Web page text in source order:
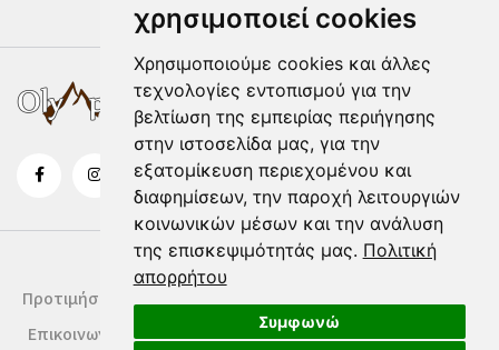
χρησιμοποιεί cookies
Χρησιμοποιούμε cookies και άλλες
τεχνολογίες εντοπισμού για την
βελτίωση της εμπειρίας περιήγησης
στην ιστοσελίδα μας, για την
εξατομίκευση περιεχομένου και
διαφημίσεων, την παροχή λειτουργιών
κοινωνικών μέσων και την ανάλυση
της επισκεψιμότητάς μας. Πολιτική
απορρήτου
Συμφωνώ
Προτιμήσεις Cookies Δήλωση Cookies Όροι Χρήσης
Επικοινωνία